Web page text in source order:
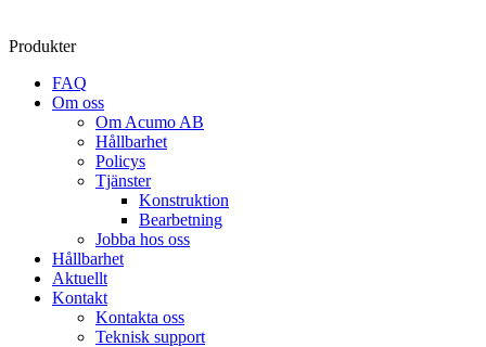
Produkter
FAQ
Om oss
Om Acumo AB
Hållbarhet
Policys
Tjänster
Konstruktion
Bearbetning
Jobba hos oss
Hållbarhet
Aktuellt
Kontakt
Kontakta oss
Teknisk support